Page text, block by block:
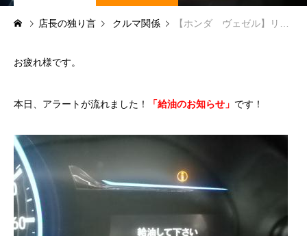
カーセンサー在庫情報
車検・定期点検
部品の取り付け
各種作業料金
おすすめ
店長の独り言 クルマ関係 【ホンダ ヴェゼル】リポート ～その11～ 気が早い給油のお知らせ！
お疲れ様です。
本日、アラートが流れました！ 「給油のお知らせ」 です！